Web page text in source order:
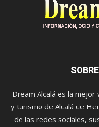
Dream Alcalá es la
y turismo de Alcalá de
de las redes sociales,